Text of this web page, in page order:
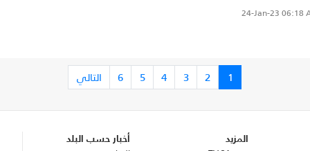
لا يعرف هل سيحضر ابنه الأمير هاري أم لا..
24-Jan-23 06:18
1
2
3
4
5
6 التالي
المزيد أخبار حسب البلد